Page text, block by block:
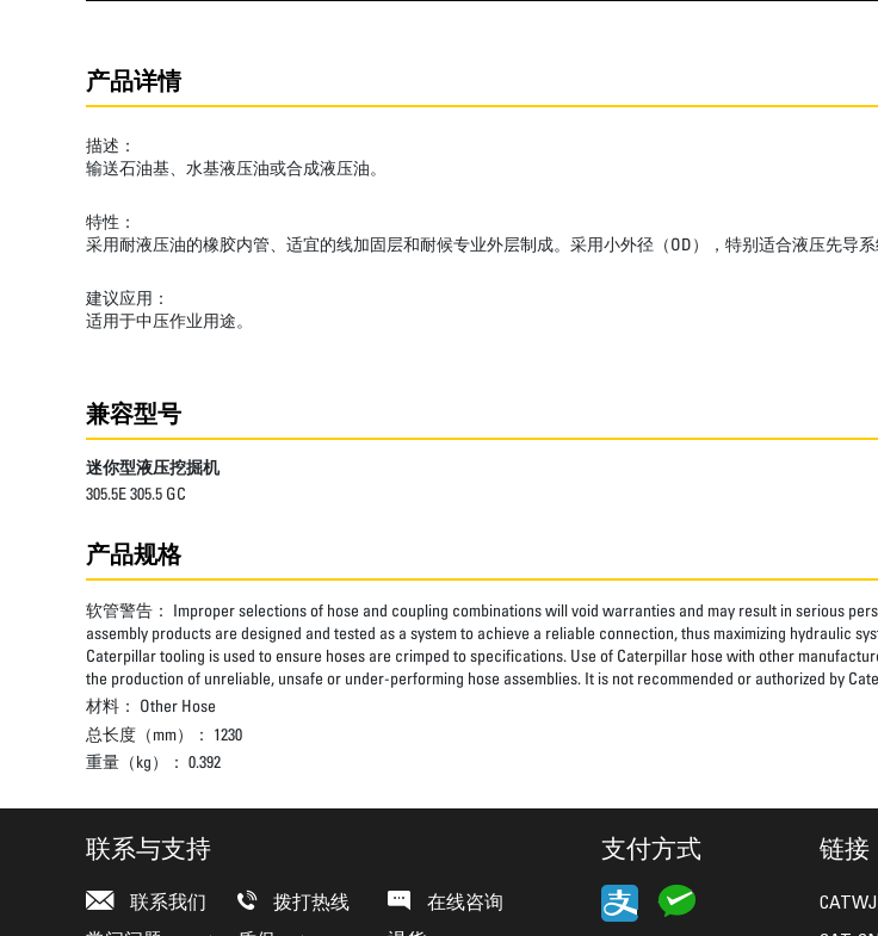
产品详情
描述：
输送石油基、水基液压油或合成液压油。
特性：
采用耐液压油的橡胶内管、适宜的线加固层和耐候专业外层制成。采用小外径（OD），特别适合液压先导
建议应用：
适用于中压作业用途。
兼容型号
迷你型液压挖掘机
305.5E 305.5 GC
产品规格
软管警告： Improper selections of hose and coupling combinations will void warranties and may result in serious
assembly products are designed and tested as a system to achieve a reliable connection, thus maximizing hydraulic
Caterpillar tooling is used to ensure hoses are crimped to specifications. Use of Caterpillar hose with other
the production of unreliable, unsafe or under-performing hose assemblies. It is not recommended or authorized by
材料： Other Hose
总长度（mm）： 1230
重量（kg）： 0.392
联系与支持
联系我们 拨打热线
在线咨询
支付方式 链接